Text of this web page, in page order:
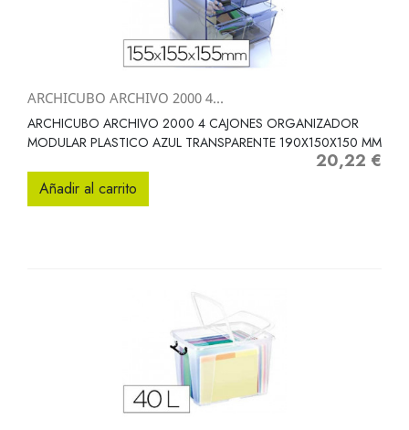
ARCHICUBO ARCHIVO 2000 4...
ARCHICUBO ARCHIVO 2000 4 CAJONES ORGANIZADOR
MODULAR PLASTICO AZUL TRANSPARENTE 190X150X150 MM
Precio
20,22 €
Añadir al carrito